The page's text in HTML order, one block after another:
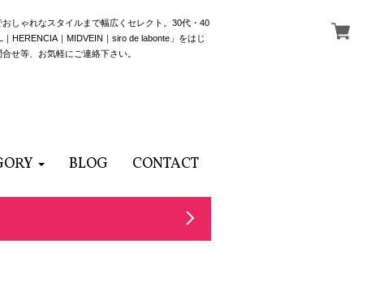
しゃれなスタイルまで幅広くセレクト。30代・40
HERENCIA｜MIDVEIN｜siro de labonte」をはじ
せ等、お気軽にご連絡下さい。
BLOG CONTACT